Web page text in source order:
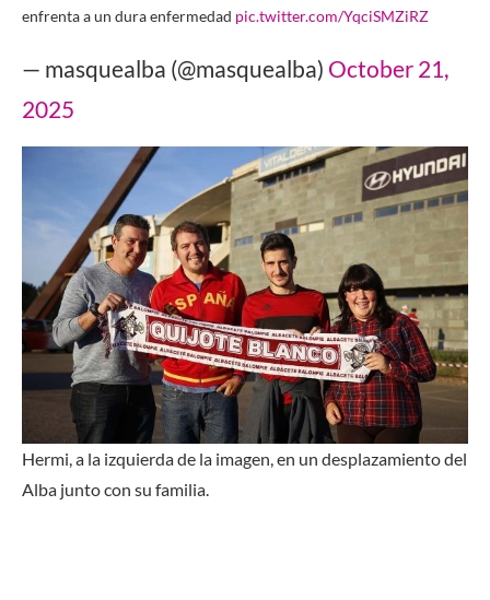
enfrenta a un dura enfermedad pic.twitter.com/YqciSMZiRZ
— masquealba (@masquealba) October 21,
2025
Hermi, a la izquierda de la imagen, en un desplazamiento del
Alba junto con su familia.